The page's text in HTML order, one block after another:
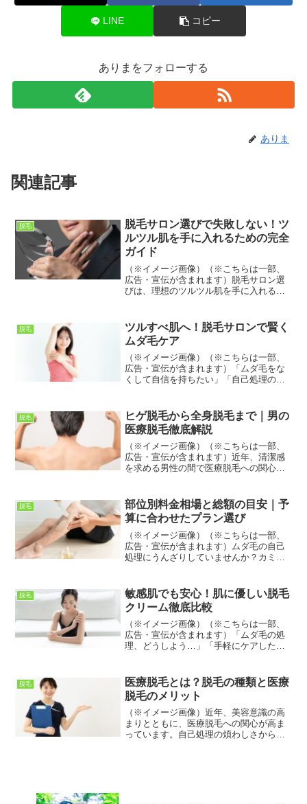
LINE コピー
ありまをフォローする
ありま
関連記事
脱毛
脱毛サロン選びで失敗しない！ツ
ルツル肌を手に入れるための完全
ガイド
（※イメージ画像）（※こちらは一部、
広告・宣伝が含まれます）脱毛サロン選
びは、理想のツルツル肌を手に入れるた
いの？」「本当に効果はあるの？」と悩
んでいませんか？「価格が...
脱毛
ツルすべ肌へ！脱毛サロンで賢く
ムダ毛ケア
（※イメージ画像）（※こちらは一部、
広告・宣伝が含まれます）「ムダ毛をな
くして自信を持ちたい」「自己処理の手
なく、多くの方が選択する美容ケアの一
つです。しかし、「脱毛サ...
脱毛
ヒゲ脱毛から全身脱毛まで｜男の
医療脱毛徹底解説
（※イメージ画像）（※こちらは一部、
広告・宣伝が含まれます）近年、清潔感
を求める男性の間で医療脱毛への関心が
ネスシーンで好印象を与えたい」といっ
た悩みを抱える男性にとっ...
脱毛
部位別料金相場と総額の目安｜予
算に合わせたプラン選び
（※イメージ画像）（※こちらは一部、
広告・宣伝が含まれます）ムダ毛の自己
処理にうんざりしていませんか？カミソ
を解決するかもしれません。医療脱毛
は、専門の医療機関でしか扱...
脱毛
敏感肌でも安心！肌に優しい脱毛
クリーム徹底比較
（※イメージ画像）（※こちらは一部、
広告・宣伝が含まれます）「ムダ毛の処
理、どうしよう…」「手軽にケアしたい
を傷つけやすく、エステは時間も費用も
かかりますよね。そこでお...
脱毛
医療脱毛とは？脱毛の種類と医療
脱毛のメリット
（※イメージ画像）近年、美容意識の高
まりとともに、医療脱毛への関心が高ま
っています。自己処理の煩わしさから解